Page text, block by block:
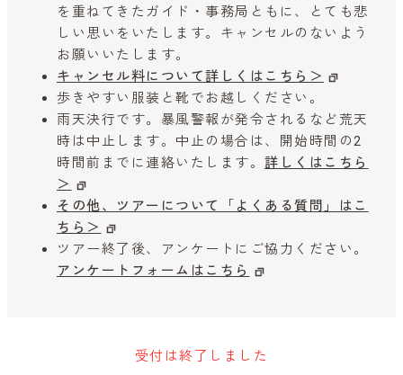
を重ねてきたガイド・事務局ともに、とても悲
しい思いをいたします。キャンセルのないよう
お願いいたします。
キャンセル料について詳しくはこちら＞
歩きやすい服装と靴でお越しください。
雨天決行です。暴風警報が発令されるなど荒天
時は中止します。中止の場合は、開始時間の2
時間前までに連絡いたします。 詳しくはこちら
＞
その他、ツアーについて「よくある質問」はこ
ちら＞
ツアー終了後、アンケートにご協力ください。
アンケートフォームはこちら
受付は終了しました